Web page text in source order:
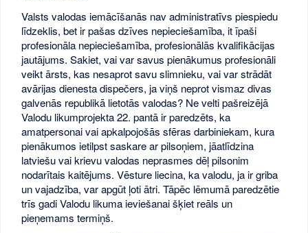
Valsts valodas iemācīšanās nav administratīvs piespiedu
līdzeklis, bet ir pašas dzīves nepieciešamība, it īpaši
profesionāla nepieciešamība, profesionālās kvalifikācijas
jautājums. Sakiet, vai var savus pienākumus profesionāli
veikt ārsts, kas nesaprot savu slimnieku, vai var strādāt
avārijas dienesta dispečers, ja viņš neprot vismaz divas
galvenās republikā lietotās valodas? Ne velti pašreizējā
Valodu likumprojekta 22. pantā ir paredzēts, ka
amatpersonai vai apkalpojošās sfēras darbiniekam, kura
pienākumos ietilpst saskare ar pilsoņiem, jāatlīdzina
latviešu vai krievu valodas neprasmes dēļ pilsonim
nodarītais kaitējums. Vēsture liecina, ka valodu, ja ir griba
un vajadzība, var apgūt ļoti ātri. Tāpēc lēmumā paredzētie
trīs gadi Valodu likuma ieviešanai šķiet reāls un
pieņemams termiņš.